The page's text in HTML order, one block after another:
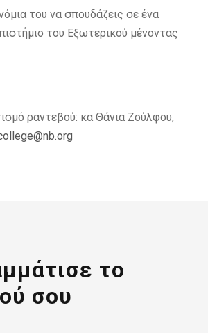
του να σπουδάζεις σε ένα
του Εξωτερικού μένοντας
ραντεβού: κα Θάνια Ζούλφου,
το
σου